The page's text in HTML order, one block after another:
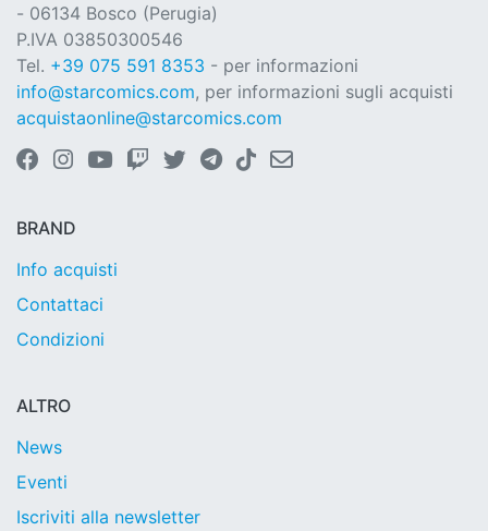
- 06134 Bosco (Perugia)
P.IVA 03850300546
Tel. +39 075 591 8353 - per informazioni
info@starcomics.com, per informazioni sugli acquisti
acquistaonline@starcomics.com
BRAND
Info acquisti
Contattaci
Condizioni
ALTRO
News
Eventi
Iscriviti alla newsletter